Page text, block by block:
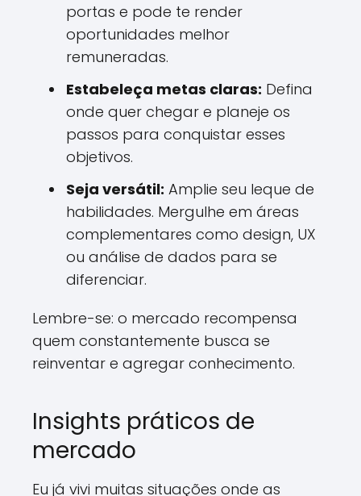
portas e pode te render
oportunidades melhor
remuneradas.
Estabeleça metas claras: Defina
onde quer chegar e planeje os
passos para conquistar esses
objetivos.
Seja versátil: Amplie seu leque de
habilidades. Mergulhe em áreas
complementares como design, UX
ou análise de dados para se
diferenciar.
Lembre-se: o mercado recompensa
quem constantemente busca se
reinventar e agregar conhecimento.
Insights práticos de
mercado
Eu já vivi muitas situações onde as